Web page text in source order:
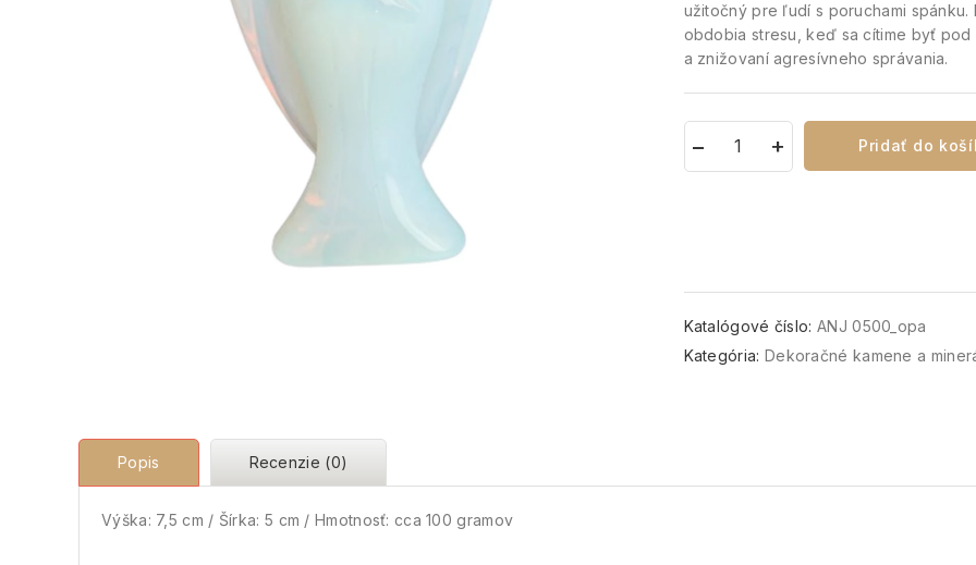
užitočný pre ľudí s poruchami
obdobia stresu, keď sa cítime byť
a znižovaní agresívneho správania.
Pridať do
Katalógové číslo: ANJ 0500_opa
Kategória: Dekoračné kamene a
Popis Recenzie (0)
Výška: 7,5 cm / Šírka: 5 cm / Hmotnosť: cca 100 gramov